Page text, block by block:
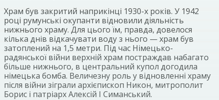
Храм був закритий наприкінці 1930-х років. У 1942
році румунські окупанти відновили діяльність
нижнього храму. Для цього їм, правда, довелося
кілька днів відкачувати воду з нього — храм був
затоплений на 1,5 метри. Під час Німецько-
радянської війни верхній храм постраждав набагато
більше нижнього, в центральний купол догодила
німецька бомба. Величезну роль у відновленні храму
після війни зіграли архієпископ Никон, митрополит
Борис і патріарх Алексій I Симанський.